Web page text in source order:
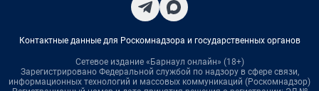
Контактные данные для Роскомнадзора и государственных органов
Сетевое издание «Барнаул онлайн» (18+)
Зарегистрировано Федеральной службой по надзору в сфере связи,
информационных технологий и массовых коммуникаций (Роскомнадзор)